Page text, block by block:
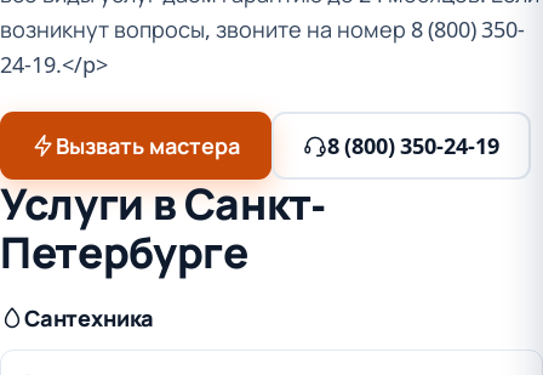
возникнут вопросы, звоните на номер 8 (800) 350-
24-19.</p>
Вызвать мастера 8 (800) 350-24-19
Услуги в Санкт-
Петербурге
Сантехника